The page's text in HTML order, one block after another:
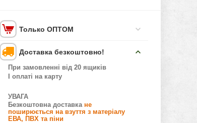
Только ОПТОМ
Доставка безкоштовно!
При замовленні від 20 ящиків
І оплаті на карту
УВАГА
Безкоштовна доставкане
поширюється на взуття з матеріалу
ЕВА, ПВХ та піни